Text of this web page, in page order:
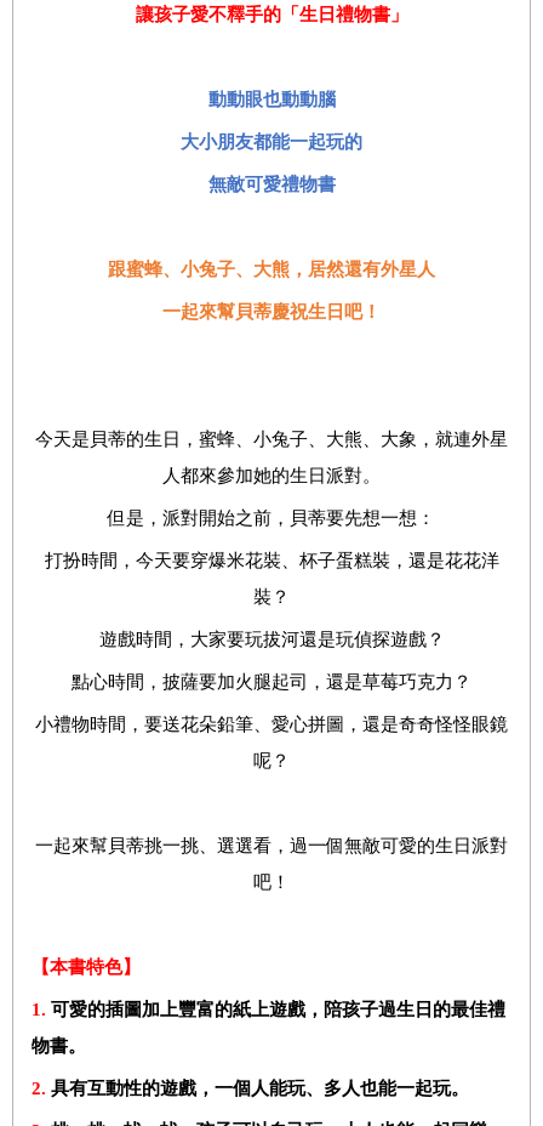
讓孩子愛不釋手的「生日禮物書」
動動眼也動動腦
大小朋友都能一起玩的
無敵可愛禮物書
跟蜜蜂、小兔子、大熊，居然還有外星人
一起來幫貝蒂慶祝生日吧！
今天是貝蒂的生日，蜜蜂、小兔子、大熊、大象，就連外星
人都來參加她的生日派對。
但是，派對開始之前，貝蒂要先想一想：
打扮時間，今天要穿爆米花裝、杯子蛋糕裝，還是花花洋
裝？
遊戲時間，大家要玩拔河還是玩偵探遊戲？
點心時間，披薩要加火腿起司，還是草莓巧克力？
小禮物時間，要送花朵鉛筆、愛心拼圖，還是奇奇怪怪眼鏡
呢？
一起來幫貝蒂挑一挑、選選看，過一個無敵可愛的生日派對
吧！
【本書特色】
1. 可愛的插圖加上豐富的紙上遊戲，陪孩子過生日的最佳禮
物書。
2. 具有互動性的遊戲，一個人能玩、多人也能一起玩。